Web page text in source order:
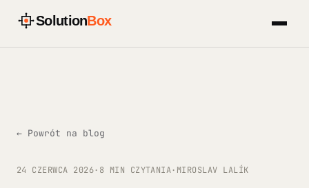
SolutionBox
← Powrót na blog
24 CZERWCA 2026· 8 MIN CZYTANIA· MIROSLAV LALÍK